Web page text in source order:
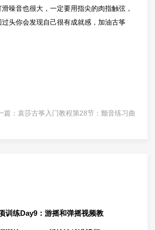
噪音也很大，一定要用指尖的肉指触弦，
头你会发现自己很有成就感，加油古筝
篇： 袁莎古筝入门教程第28节：颤音练习曲
训练Day9：游摇和弹摇视频教